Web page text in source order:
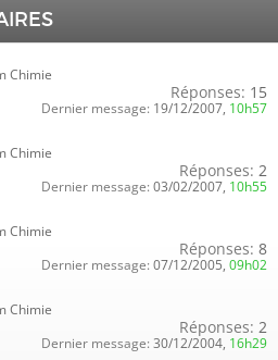
Chimie
Réponses: 15
Dernier message: 19/12/2007, 10h57
Chimie
Réponses: 2
Dernier message: 03/02/2007, 10h55
Chimie
Réponses: 8
Dernier message: 07/12/2005, 09h02
Chimie
Réponses: 2
Dernier message: 30/12/2004, 16h29